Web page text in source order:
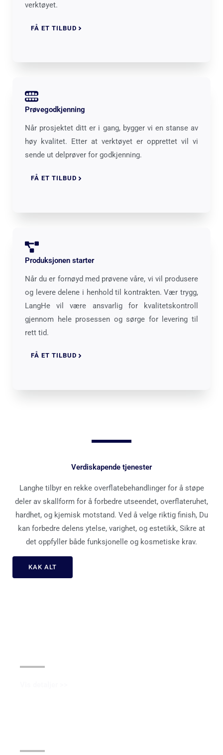
verktøyet.
FÅ ET TILBUD
Prøvegodkjenning
Når prosjektet ditt er i gang, bygger vi en stanse av
høy kvalitet. Etter at verktøyet er opprettet vil vi
sende ut delprøver for godkjenning.
FÅ ET TILBUD
Produksjonen starter
Når du er fornøyd med prøvene våre, vi vil produsere
og levere delene i henhold til kontrakten. Vær trygg,
LangHe vil være ansvarlig for kvalitetskontroll
gjennom hele prosessen og sørge for levering til
rett tid.
FÅ ET TILBUD
Verdiskapende tjenester
Langhe tilbyr en rekke overflatebehandlinger for å støpe
deler av skallform for å forbedre utseendet, overflateruhet,
hardhet, og kjemisk motstand. Ved å velge riktig finish, Du
kan forbedre delens ytelse, varighet, og estetikk, Sikre at
det oppfyller både funksjonelle og kosmetiske krav.
KAK ALT